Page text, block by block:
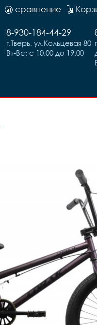
сравнение
8-930-184-44-29
г.Тверь, ул.Кольцевая 80
Вт-Вс: с 10.00 до 19.00